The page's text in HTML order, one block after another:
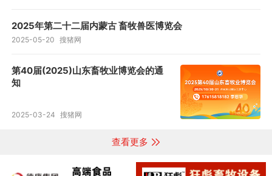
2025年第二十二届内蒙古 畜牧兽医博览会
2025-05-20 搜猪网
第40届(2025)山东畜牧业博览会的通
知
2025-03-24 搜猪网
查看更多